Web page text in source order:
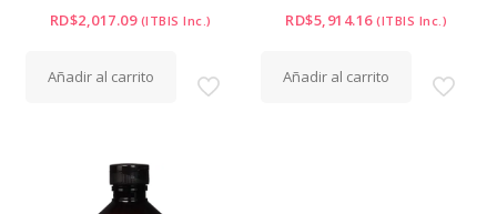
RD$2,017.09 (ITBIS Inc.)
Añadir al carrito
RD$5,914.16 (ITBIS Inc.)
Añadir al carrito